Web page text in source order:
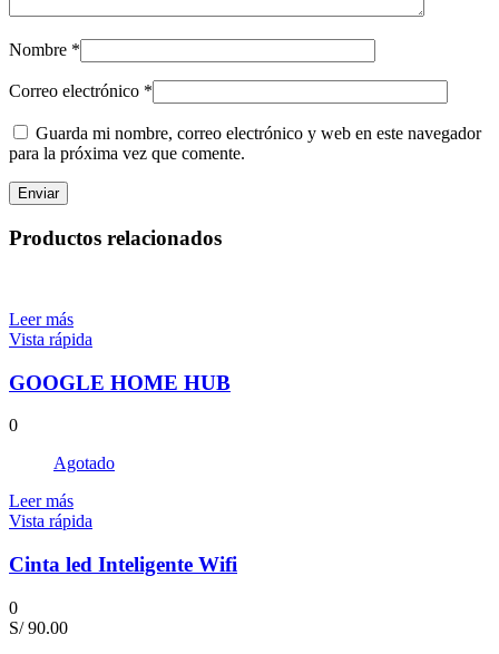
Nombre *
Correo electrónico *
Guarda mi nombre, correo electrónico y web en este navegador
para la próxima vez que comente.
Productos relacionados
Leer más
Vista rápida
GOOGLE HOME HUB
0
Agotado
Leer más
Vista rápida
Cinta led Inteligente Wifi
0
S/90.00